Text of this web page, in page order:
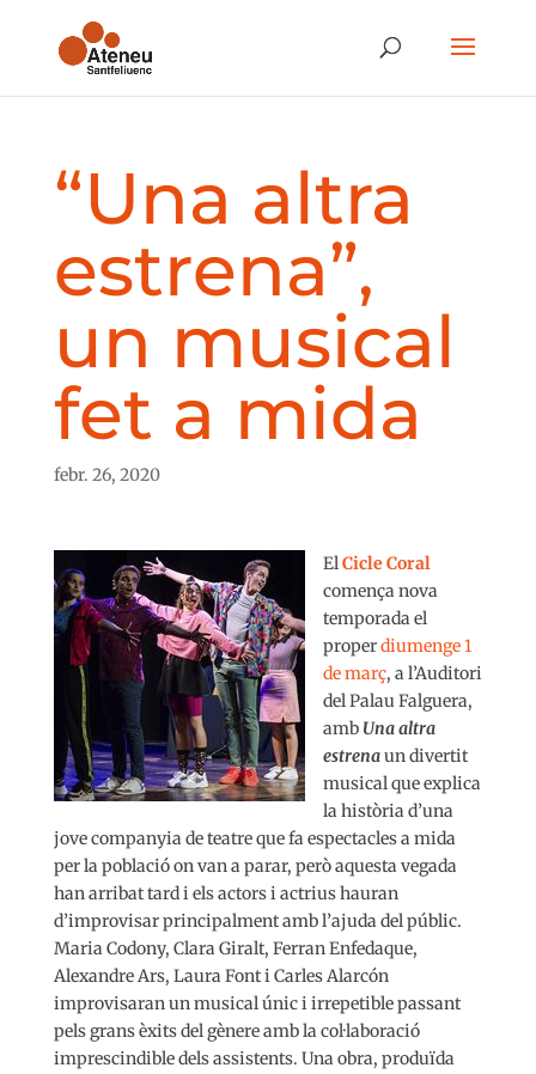
“Una altra
estrena”,
un musical
fet a mida
febr. 26, 2020
ElCicle Coral
comença nova
temporada el
properdiumenge 1
de març, a l’Auditori
del Palau Falguera,
amb Una altra
estrenaun divertit
musical que explica
la història d’una
jove companyia de teatre que fa espectacles a mida
per la població on van a parar, però aquesta vegada
han arribat tard i els actors i actrius hauran
d’improvisar principalment amb l’ajuda del públic.
Maria Codony, Clara Giralt, Ferran Enfedaque,
Alexandre Ars, Laura Font i Carles Alarcón
improvisaran un musical únic i irrepetible passant
pels grans èxits del gènere amb la col·laboració
imprescindible dels assistents. Una obra, produïda